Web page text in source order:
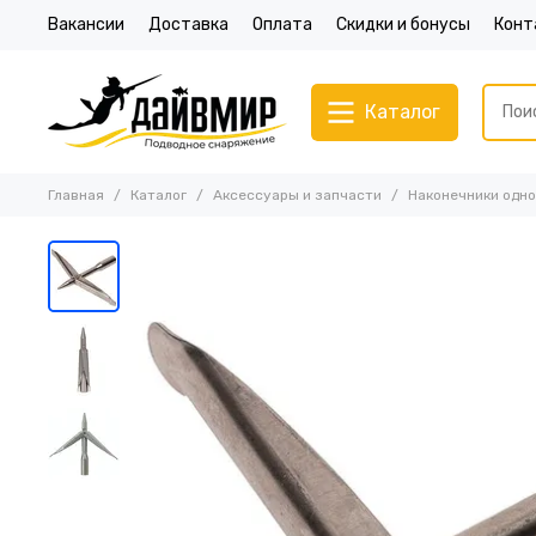
Вакансии Доставка Оплата Скидки и бонусы
Каталог
Главная Каталог Аксессуары и запчасти Наконечники